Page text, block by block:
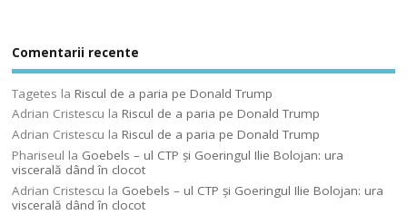
Comentarii recente
Tagetes laRiscul de a paria pe Donald Trump
Adrian Cristescu laRiscul de a paria pe Donald Trump
Adrian Cristescu laRiscul de a paria pe Donald Trump
Phariseul la Goebels – ul CTP şi Goeringul Ilie Bolojan: ura
viscerală dând în clocot
Adrian Cristescu la Goebels – ul CTP şi Goeringul Ilie Bolojan: ura
viscerală dând în clocot